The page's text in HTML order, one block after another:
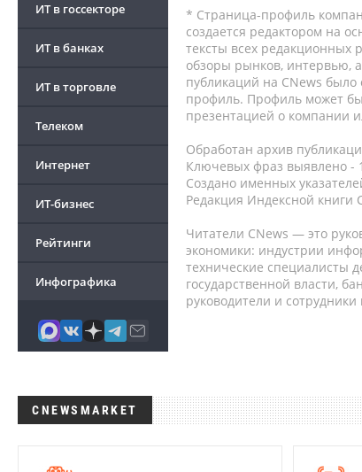
ИТ в госсекторе
ИТ в банках
ИТ в торговле
Телеком
Интернет
ИТ-бизнес
Рейтинги
Инфографика
* Страница-профиль
создается редактором на
тексты всех редакционных
обзоры рынков, интервью,
публикаций на CNews
профиль. Профиль может
презентацией о компании
Обработан архив
Ключевых фраз выявлено -
Создано именных
Редакция Индексной книги
Читатели CNews — это
экономики: индустрии
технические специалисты
государственной власти,
руководители и
CNEWSMARKET